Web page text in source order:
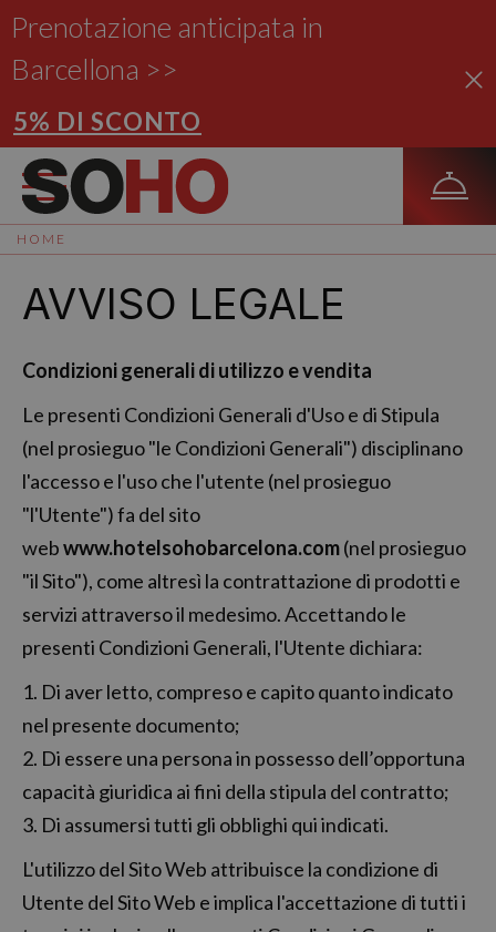
Prenotazione anticipata in
Barcellona >>
5% DI SCONTO
HOME
AVVISO LEGALE
Condizioni generali di utilizzo e vendita
Le presenti Condizioni Generali d'Uso e di Stipula
(nel prosieguo "le Condizioni Generali") disciplinano
l'accesso e l'uso che l'utente (nel prosieguo
"l'Utente") fa del sito
webwww.hotelsohobarcelona.com(nel prosieguo
"il Sito"), come altresì la contrattazione di prodotti e
servizi attraverso il medesimo. Accettando le
presenti Condizioni Generali, l'Utente dichiara:
1. Di aver letto, compreso e capito quanto indicato
nel presente documento;
2. Di essere una persona in possesso dell’opportuna
capacità giuridica ai fini della stipula del contratto;
3. Di assumersi tutti gli obblighi qui indicati.
L'utilizzo del Sito Web attribuisce la condizione di
Utente del Sito Web e implica l'accettazione di tutti i